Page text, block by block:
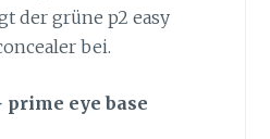
der grüne p2 easy
bei.
prime eye base